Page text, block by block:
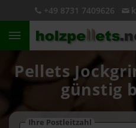
+49 8731 7409626
Pellets
günstig
Ihre Postleitzahl